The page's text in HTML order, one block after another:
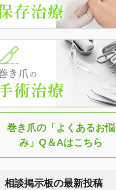
巻き爪の「よくあるお悩
み」 Q＆Aはこちら
相談掲示板の最新投稿